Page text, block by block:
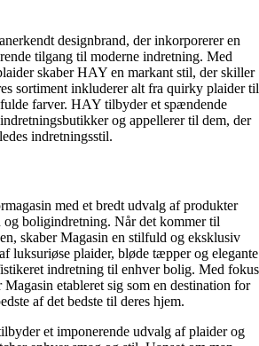
designbrand, der inkorporerer en
tilgang til moderne indretning. Med
skaber HAY en markant stil, der skiller
sortiment inkluderer alt fra quirky plaider til
farver. HAY tilbyder et spændende
og appellerer til dem, der
indretningsstil.
med et bredt udvalg af produkter
og boligindretning. Når det kommer til
skaber Magasin en stilfuld og eksklusiv
luksuriøse plaider, bløde tæpper og elegante
indretning til enhver bolig. Med fokus
etableret sig som en destination for
af det bedste til deres hjem.
et imponerende udvalg af plaider og